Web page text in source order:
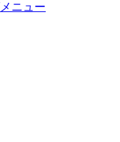
ニュー